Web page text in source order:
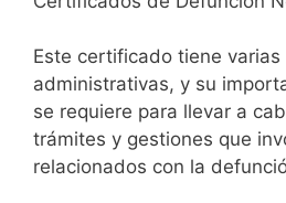
Este certificado tiene
administrativas, y su
se requiere para llevar a
trámites y gestiones que
relacionados con la